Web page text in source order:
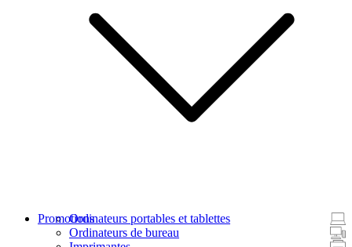
Ordinateurs portables et tablettes
Ordinateurs de bureau
Promotions